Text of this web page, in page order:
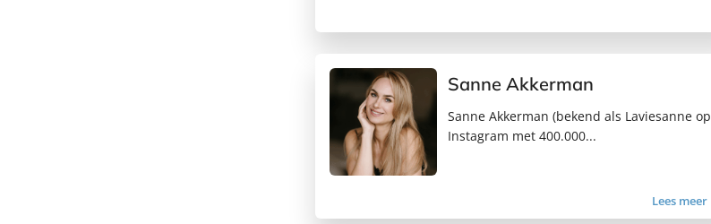
Sanne Akkerman
Sanne Akkerman (bekend als Laviesanne op
Instagram met 400.000...
Lees meer